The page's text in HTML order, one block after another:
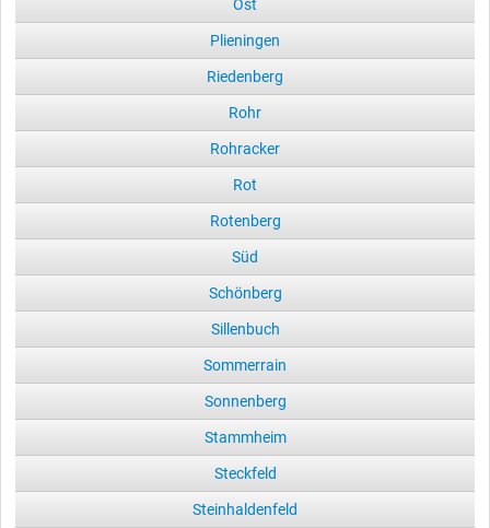
Ost
Plieningen
Riedenberg
Rohr
Rohracker
Rot
Rotenberg
Süd
Schönberg
Sillenbuch
Sommerrain
Sonnenberg
Stammheim
Steckfeld
Steinhaldenfeld